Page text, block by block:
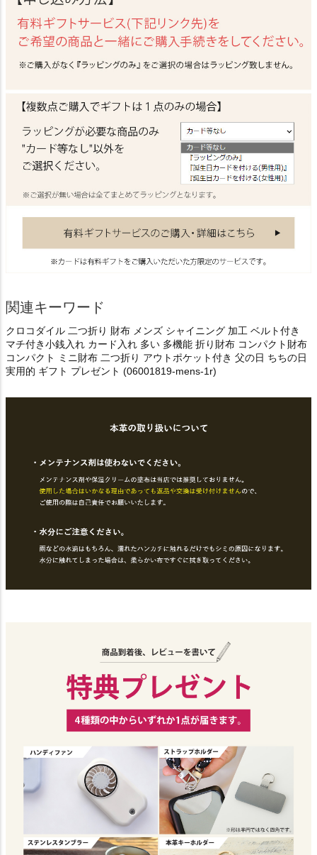
関連キーワード
クロコダイル 二つ折り 財布 メンズ シャイニング 加工 ベルト付き
マチ付き小銭入れ カード入れ 多い 多機能 折り財布 コンパクト財布
コンパクト ミニ財布 二つ折り アウトポケット付き 父の日 ちちの日
実用的 ギフト プレゼント (06001819-mens-1r)